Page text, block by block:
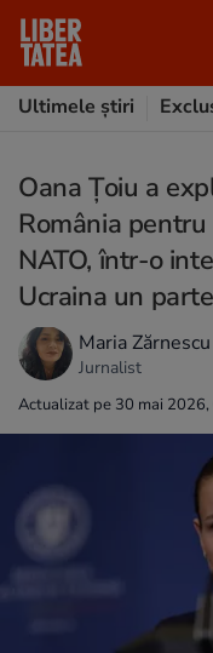
Ultimele știri
Oana Țoiu a
România
NATO, într-o
Ucraina un
Maria Zărnescu
Jurnalist
Actualizat pe 30 mai